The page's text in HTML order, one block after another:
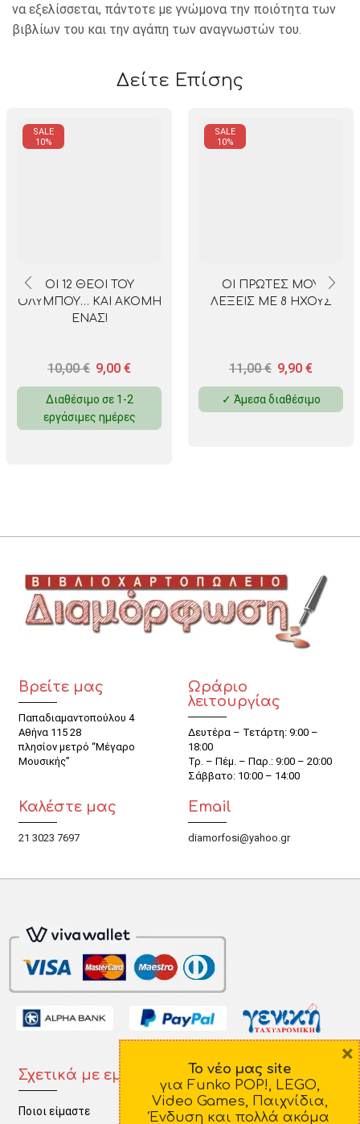
να εξελίσσεται, πάντοτε με γνώμονα την ποιότητα των
βιβλίων του και την αγάπη των αναγνωστών του.
Δείτε Επίσης
SALE
10%
ΟΙ 12 ΘΕΟΙ ΤΟΥ
ΟΛΥΜΠΟΥ… ΚΑΙ ΑΚΟΜΗ
ΕΝΑΣ!
10,00€ 9,00 €
Διαθέσιμο σε 1-2
εργάσιμες ημέρες
SALE
10%
ΟΙ ΠΡΩΤΕΣ ΜΟΥ
ΛΕΞΕΙΣ ΜΕ 8 ΗΧΟΥΣ
11,00€ 9,90 €
✓ Άμεσα διαθέσιμο
Βρείτε μας
Παπαδιαμαντοπούλου 4
Αθήνα 115 28
πλησίον μετρό “Μέγαρο
Μουσικής”
Ωράριο
λειτουργίας
Δευτέρα – Τετάρτη: 9:00 –
18:00
Τρ. – Πέμ. – Παρ.: 9:00 – 20:00
Σάββατο: 10:00 – 14:00
Καλέστε μας
21 3023 7697
Email
diamorfosi@yahoo.gr
Σχετικά με εμάς
Ποιοι είμαστε
Πληροφορίες
Τρόποι Πληρωμής
Το νέο μας site
για Funko POP!, LEGO,
Video Games, Παιχνίδια,
Ένδυση και πολλά ακόμα
×